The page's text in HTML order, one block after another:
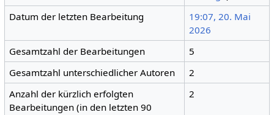
Datum der letzten Bearbeitung
19:07, 20. Mai
2026
Gesamtzahl der Bearbeitungen
5
Gesamtzahl unterschiedlicher Autoren
2
Anzahl der kürzlich erfolgten
Bearbeitungen (in den letzten 90
2